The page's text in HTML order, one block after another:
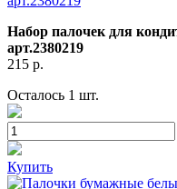
Набор палочек для
арт.2380219
215 р.
Осталось 1 шт.
Купить